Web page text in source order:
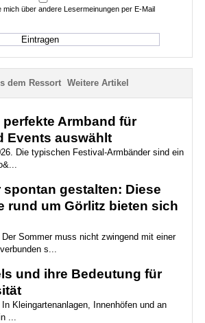
mich über andere Lesermeinungen per E-Mail
Weitere Artikel
perfekte Armband für
Events auswählt
Die typischen Festival-Armbänder sind ein
spontan gestalten: Diese
rund um Görlitz bieten sich
Sommer muss nicht zwingend mit einer
s...
und ihre Bedeutung für
Kleingartenanlagen, Innenhöfen und an
...